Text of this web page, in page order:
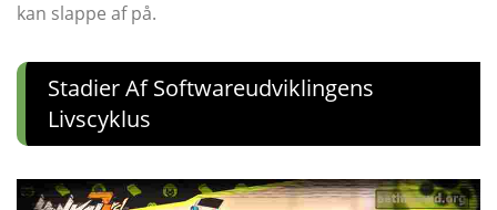
kan slappe af på.
Stadier Af Softwareudviklingens
Livscyklus